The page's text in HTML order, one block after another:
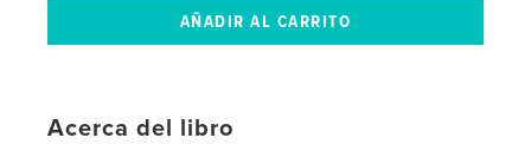
Acerca del libro